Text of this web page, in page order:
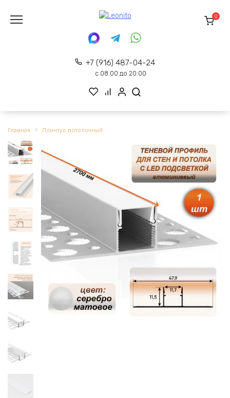
содержанию
+7 (916) 487-04-24
с 08:00 до 20:00
0
Главная Плинтус потолочный